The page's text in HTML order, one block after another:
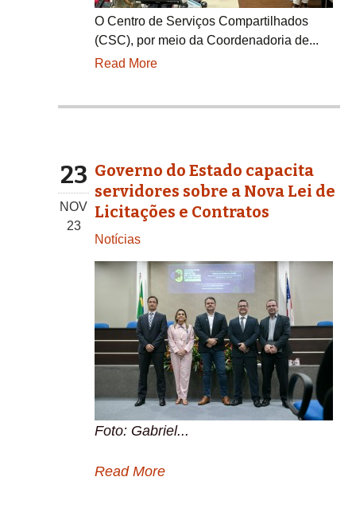
O Centro de Serviços Compartilhados
(CSC), por meio da Coordenadoria de...
Read More
23
NOV
23
Governo do Estado capacita
servidores sobre a Nova Lei de
Licitações e Contratos
Notícias
Foto: Gabriel...
Read More